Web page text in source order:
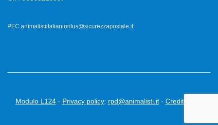
PEC animalistiitalianionlus@sicurezzapostale.it
Modulo L124- Privacy policy: rpd@animalisti.it- Credits